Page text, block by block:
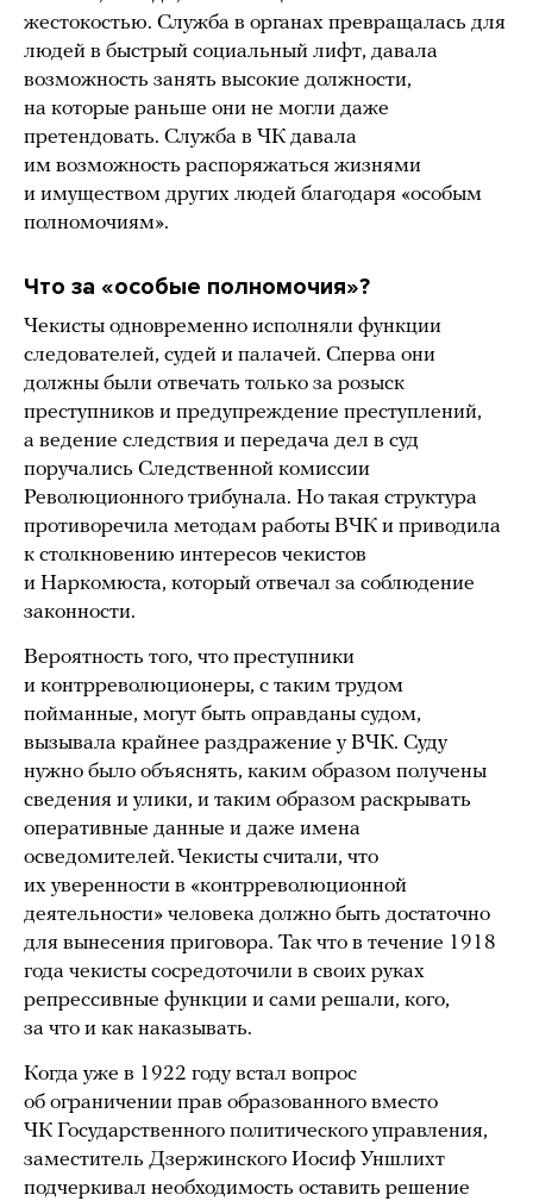
жестокостью. Служба в органах превращалась для
людей в быстрый социальный лифт, давала
возможность занять высокие должности,
на которые раньше они не могли даже
претендовать. Служба в ЧК давала
им возможность распоряжаться жизнями
и имуществом других людей благодаря «особым
полномочиям».
Что за «особые полномочия»?
Чекисты одновременно исполняли функции
следователей, судей и палачей. Сперва они
должны были отвечать только за розыск
преступников и предупреждение преступлений,
а ведение следствия и передача дел в суд
поручались Следственной комиссии
Революционного трибунала. Но такая структура
противоречила методам работы ВЧК и приводила
к столкновению интересов чекистов
и Наркомюста, который отвечал за соблюдение
законности.
Вероятность того, что преступники
и контрреволюционеры, с таким трудом
пойманные, могут быть оправданы судом,
вызывала крайнее раздражение у ВЧК. Суду
нужно было объяснять, каким образом получены
сведения и улики, и таким образом раскрывать
оперативные данные и даже имена
осведомителей. Чекисты считали, что
их уверенности в «контрреволюционной
деятельности» человека должно быть достаточно
для вынесения приговора. Так что в течение 1918
года чекисты сосредоточили в своих руках
репрессивные функции и сами решали, кого,
за что и как наказывать.
Когда уже в 1922 году встал вопрос
об ограничении прав образованного вместо
ЧК Государственного политического управления,
заместитель Дзержинского Иосиф Уншлихт
подчеркивал необходимость оставить решение